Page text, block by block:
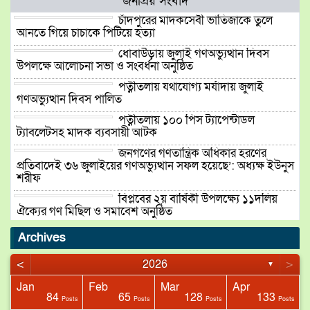
চাঁদপুরের মাদকসেবী ভাতিজাকে তুলে
আনতে গিয়ে চাচাকে পিটিয়ে হত্যা
ধোবাউড়ায় জুলাই গণঅভ্যুত্থান দিবস
উপলক্ষে আলোচনা সভা ও সংবর্ধনা অনুষ্ঠিত
পত্নীতলায় যথাযোগ্য মর্যাদায় জুলাই
গণঅভ্যুত্থান দিবস পালিত
পত্নীতলায় ১০০ পিস ট্যাপেন্টাডল
ট্যাবলেটসহ মাদক ব্যবসায়ী আটক
জনগণের গণতান্ত্রিক অধিকার হরণের
প্রতিবাদেই ৩৬ জুলাইয়ের গণঅভ্যুত্থান সফল হয়েছে’: অধ্যক্ষ ইউনুস
শরীফ
বিপ্লবের ২য় বার্ষিকী উপলক্ষ্যে ১১দলিয়
ঐক্যের গণ মিছিল ও সমাবেশ অনুষ্ঠিত
ময়মনসিংহ রেঞ্জে নবনিযুক্ত ডিআইজি
ধোবাউড়া উপজেলায় কলসিন্দুর বাজারে
Archives
<
2026 ▼ >
Jan
84 Posts
Feb
65 Posts
Mar
128 Posts
Apr
133 Posts